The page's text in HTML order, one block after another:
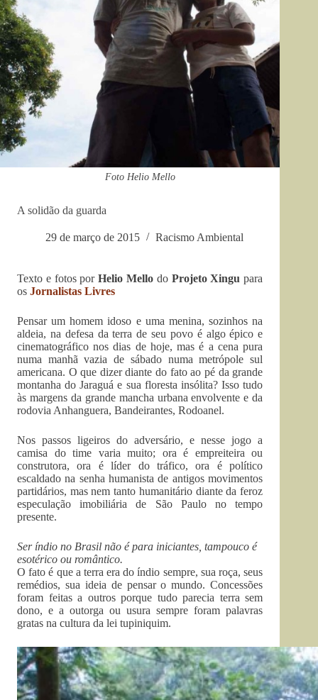
Foto Helio Mello
A solidão da guarda
29 de março de 2015 Racismo Ambiental
Texto e fotos porHelio Mello do Projeto Xingu para
os Jornalistas Livres
Pensar um homem idoso e uma menina, sozinhos na
aldeia, na defesa da terra de seu povo é algo épico e
cinematográfico nos dias de hoje, mas é a cena pura
numa manhã vazia de sábado numa metrópole sul
americana. O que dizer diante do fato ao pé da grande
montanha do Jaraguá e sua floresta insólita? Isso tudo
às margens da grande mancha urbana envolvente e da
rodovia Anhanguera, Bandeirantes, Rodoanel.
Nos passos ligeiros do adversário, e nesse jogo a
camisa do time varia muito; ora é empreiteira ou
construtora, ora é líder do tráfico, ora é político
escaldado na senha humanista de antigos movimentos
partidários, mas nem tanto humanitário diante da feroz
especulação imobiliária de São Paulo no tempo
presente.
Ser índio no Brasil não é para iniciantes, tampouco é
esotérico ou romântico.
O fato é que a terra era do índio sempre, sua roça, seus
remédios, sua ideia de pensar o mundo. Concessões
foram feitas a outros porque tudo parecia terra sem
dono, e a outorga ou usura sempre foram palavras
gratas na cultura da lei tupiniquim.